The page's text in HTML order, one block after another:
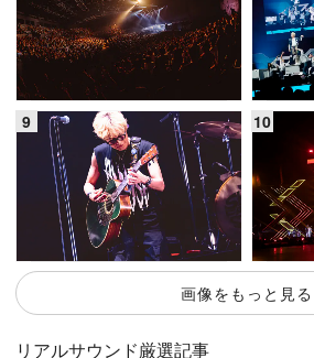
画像をもっと見る
リアルサウンド厳選記事